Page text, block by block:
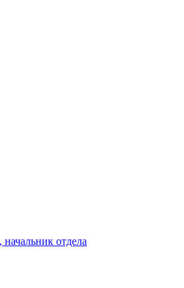
начальник отдела